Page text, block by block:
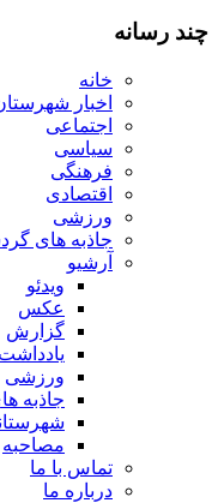
چند رسانه
خانه
اخبار
اجتماعی
سیاسی
فرهنگی
اقتصادی
ورزشی
جاذبه های
آرشیو
ویدئو
عکس
گزارش
یادداشت
ورزشی
جاذبه
مصاحبه
تماس با ما
درباره ما